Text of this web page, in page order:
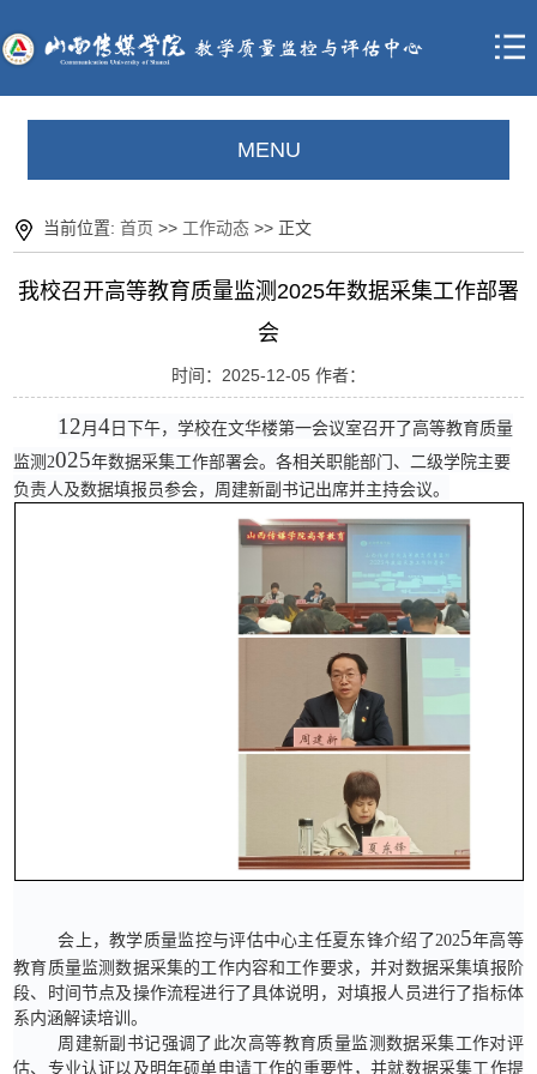
MENU
当前位置:首页 >> 工作动态 >> 正文
我校召开高等教育质量监测2025年数据采集工作部署
会
时间：2025-12-05 作者：
12月4 日下午，学校在文华楼第一会议室召开了高等教育质量
监测2025年数据采集工作部署会。各相关职能部门、二级学院主要
负责人及数据填报员参会，周建新副书记出席并主持会议。
会上，教学质量监控与评估中心主任夏东锋介绍了2025年高等
教育质量监测数据采集的工作内容和工作要求，并对数据采集填报阶
段、时间节点及操作流程进行了具体说明 ， 对填报人员进行了指标体
系内涵解读培训。
周建新副书记强调了此次高等教育质量监测数据采集工作对评
估、专业认证以及明年硕单申请工作的重要性，并就数据采集工作提